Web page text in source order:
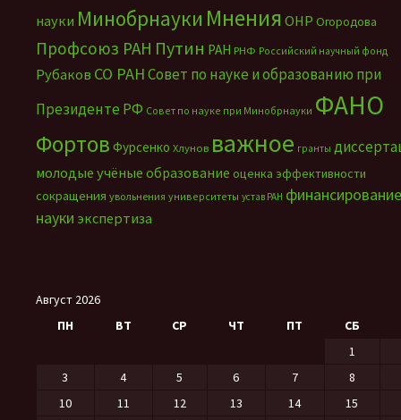
науки Минобрнауки Мнения ОНР Огородова
Профсоюз РАН Путин РАН РНФ Российский научный фонд
Рубаков СО РАНСовет по науке и образованию при
Президенте РФ Совет по науке при Минобрнауки ФАНО
Фортов Фурсенко Хлунов важное гранты
молодые учёные образование оценка эффективности
сокращения увольнения университеты устав РАН финансирование
науки экспертиза
Август 2026
ПН
ВТ СР ЧТ ПТ СБ
1
3
4 5 6 7
8
10
11 12 13 14
15